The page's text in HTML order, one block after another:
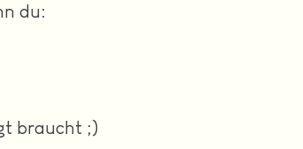
du:
braucht ;)